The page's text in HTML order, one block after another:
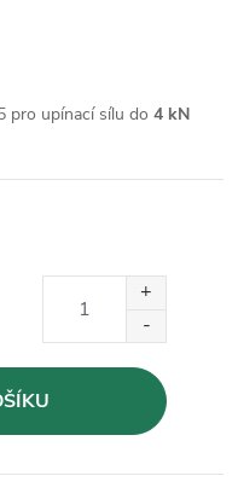
pro upínací sílu do 4 kN